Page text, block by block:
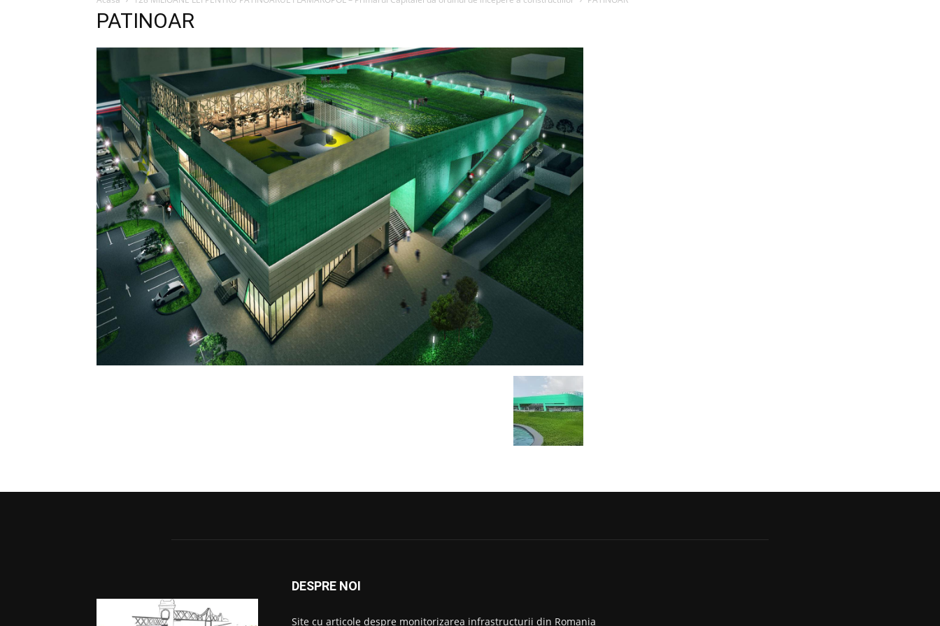
PATINOAR
DESPRE NOI
Site cu articole despre monitorizarea infrastructurii din Romania